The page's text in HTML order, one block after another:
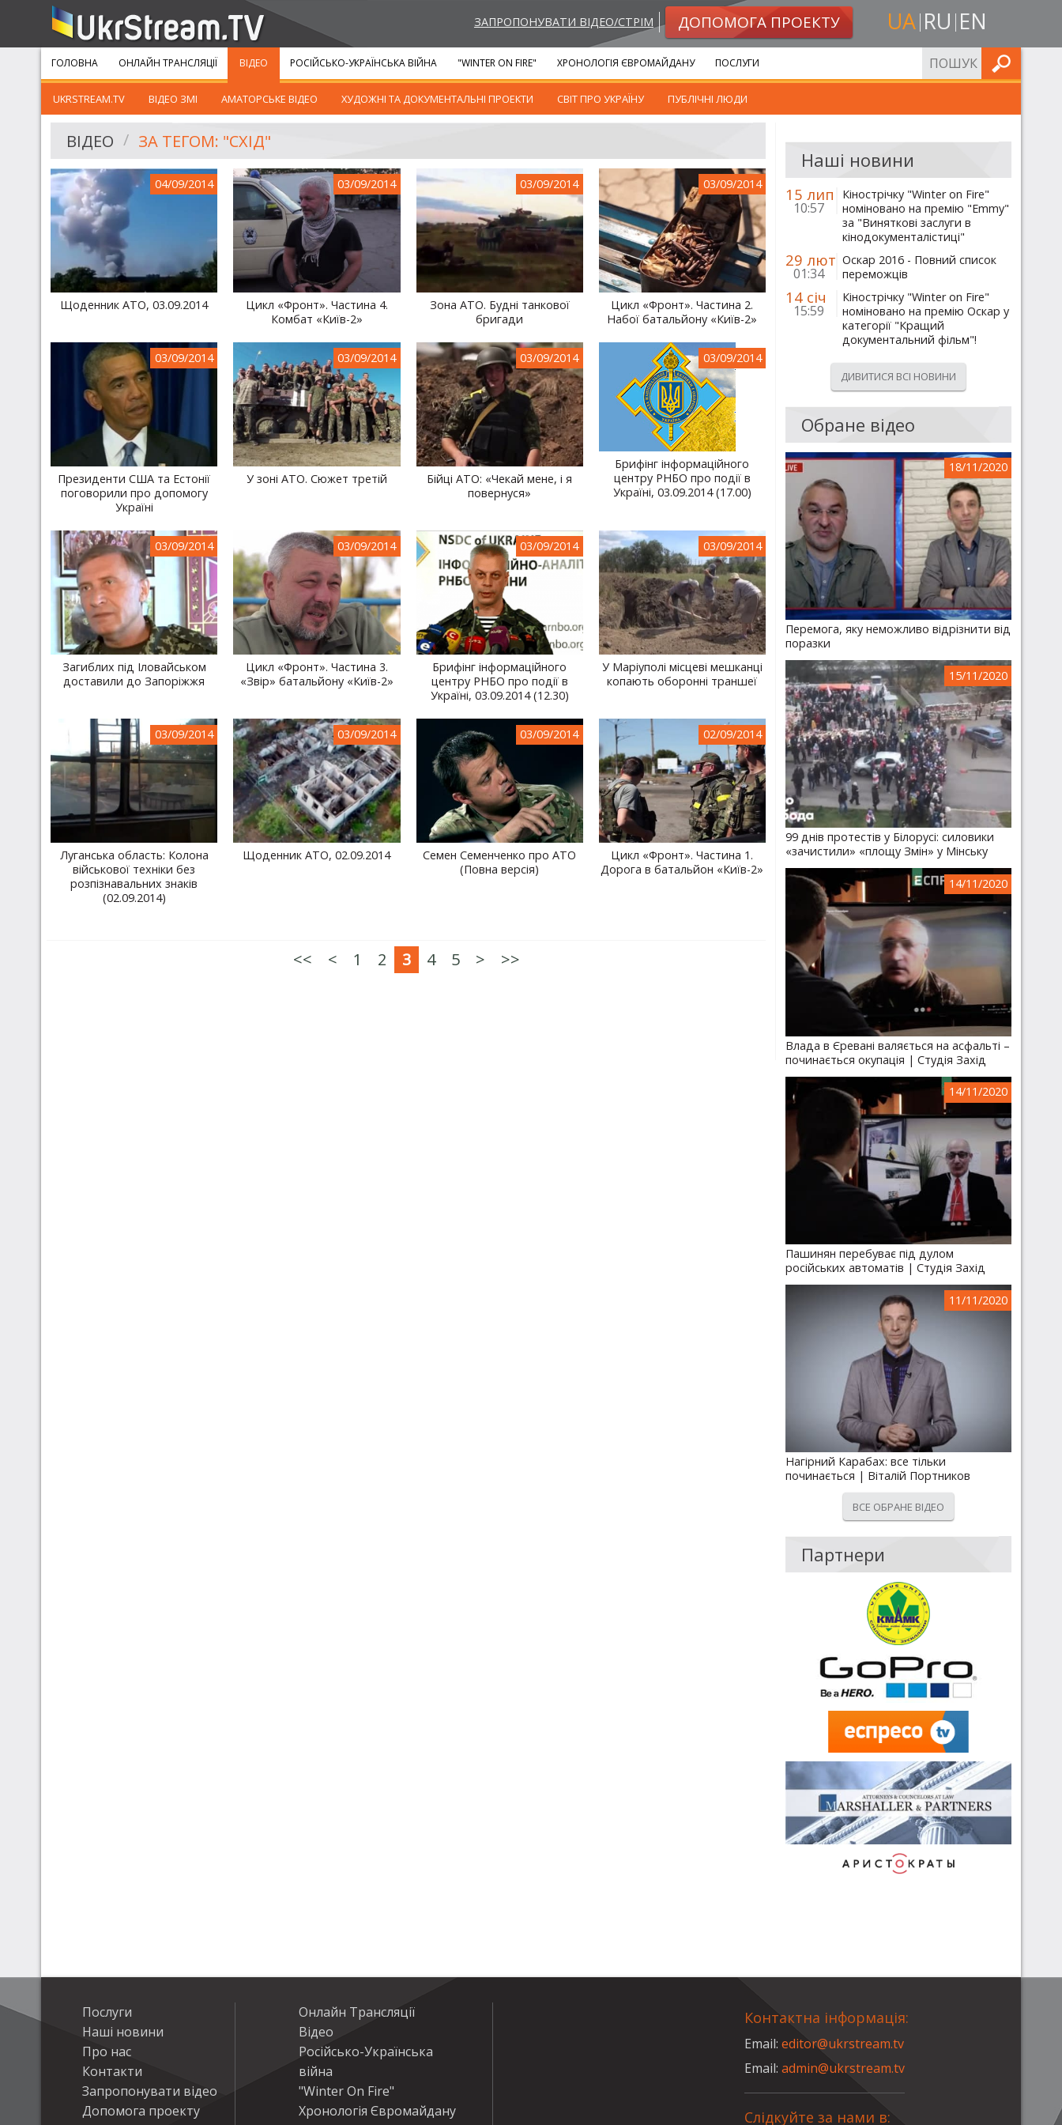
ЗАПРОПОНУВАТИ ВІДЕО/СТРІМ ДОПОМОГА ПРОЕКТУ UA RU EN
ГОЛОВНА ОНЛАЙН ТРАНСЛЯЦІЇ ВІДЕО
UKRSTREAM.TV ВІДЕО ЗМІ АМАТОРСЬКЕ ВІДЕО ХУДОЖНІ ТА ДОКУМЕНТАЛЬНІ ПРОЕКТИ СВІТ ПРО УКРАЇНУ ПУБЛІЧНІ ЛЮДИ
РОСІЙСЬКО-УКРАЇНСЬКА ВІЙНА "WINTER ON FIRE" ХРОНОЛОГІЯ ЄВРОМАЙДАНУ ПОСЛУГИ ШУКАТИ
ВІДЕО ЗА ТЕГОМ: "СХІД"
04/09/2014
Щоденник АТО, 03.09.2014
03/09/2014
Цикл «Фронт». Частина 4.
Комбат «Київ-2»
03/09/2014
Зона АТО. Будні танкової
бригади
03/09/2014
Цикл «Фронт». Частина 2.
Набої батальйону «Київ-2»
03/09/2014
Президенти США та Естонії
поговорили про допомогу
Україні
03/09/2014
У зоні АТО. Сюжет третій
03/09/2014
Бійці АТО: «Чекай мене, і я
повернуся»
03/09/2014
Брифінг інформаційного
центру РНБО про події в
Україні, 03.09.2014 (17.00)
03/09/2014
Загиблих під Іловайськом
доставили до Запоріжжя
03/09/2014
Цикл «Фронт». Частина 3.
«Звір» батальйону «Київ-2»
03/09/2014
Брифінг інформаційного
центру РНБО про події в
Україні, 03.09.2014 (12.30)
03/09/2014
У Маріуполі місцеві мешканці
копають оборонні траншеї
03/09/2014
Луганська область: Колона
військової техніки без
розпізнавальних знаків
(02.09.2014)
03/09/2014
Щоденник АТО, 02.09.2014
03/09/2014
Семен Семенченко про АТО
(Повна версія)
02/09/2014
Цикл «Фронт». Частина 1.
Дорога в батальйон «Київ-2»
<< < 1 2 3 4 5 > >>
Наші новини
15 лип
10:57
Кінострічку "Winter on Fire"
номіновано на премію "Emmy"
за "Виняткові заслуги в
кінодокументалістиці"
29 лют
01:34
Оскар 2016 - Повний список
переможців
14 січ
15:59
Кінострічку "Winter on Fire"
номіновано на премію Оскар у
категорії "Кращий
документальний фільм"!
ДИВИТИСЯ ВСІ НОВИНИ
Обране відео
18/11/2020
Перемога, яку неможливо відрізнити від
поразки
15/11/2020
99 днів протестів у Білорусі: силовики
«зачистили» «площу Змін» у Мінську
14/11/2020
Влада в Єревані валяється на асфальті –
починається окупація | Студія Захід
14/11/2020
Пашинян перебуває під дулом
російських автоматів | Студія Захід
11/11/2020
Нагірний Карабах: все тільки
починається | Віталій Портников
ВСЕ ОБРАНЕ ВІДЕО
Партнери
Послуги
Наші новини
Про нас
Контакти
Запропонувати відео
Допомога проекту
Онлайн Трансляції
Відео
Російсько-Українська
війна
"Winter On Fire"
Хронологія Євромайдану
Контактна інформація:
Email:editor@ukrstream.tv
Email:admin@ukrstream.tv
Слідкуйте за нами в: